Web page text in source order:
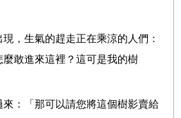
，生氣的趕走正在乘涼的人們：
麼敢進來這裡？這可是我的樹
：「那可以請您將這個樹影賣給